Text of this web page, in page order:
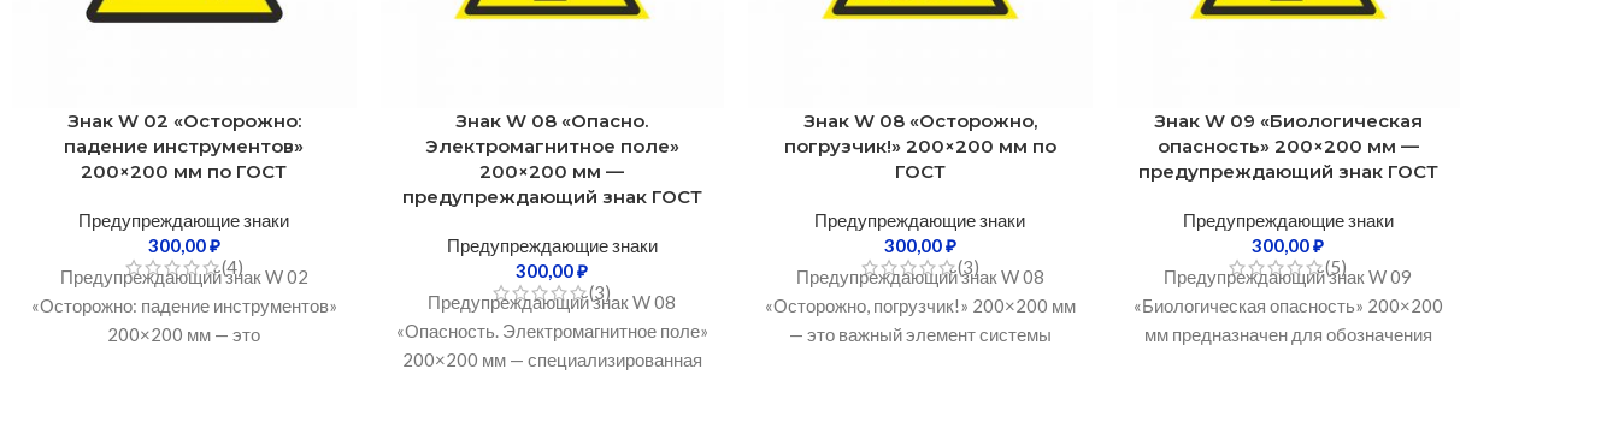
Знак W 02 «Осторожно:
падение инструментов»
200×200 мм по ГОСТ
Предупреждающие знаки
300,00₽
(4)
Предупреждающий знак W 02
«Осторожно: падение инструментов»
200×200 мм — это
Знак W 08 «Опасно.
Электромагнитное поле»
200×200 мм —
предупреждающий знак ГОСТ
Предупреждающие знаки
300,00₽
(3)
Предупреждающий знак W 08
«Опасность. Электромагнитное поле»
200×200 мм — специализированная
Знак W 08 «Осторожно,
погрузчик!» 200×200 мм по
ГОСТ
Предупреждающие знаки
300,00₽
(3)
Предупреждающий знак W 08
«Осторожно, погрузчик!» 200×200 мм
— это важный элемент системы
Знак W 09 «Биологическая
опасность» 200×200 мм —
предупреждающий знак ГОСТ
Предупреждающие знаки
300,00₽
(5)
Предупреждающий знак W 09
«Биологическая опасность» 200×200
мм предназначен для обозначения